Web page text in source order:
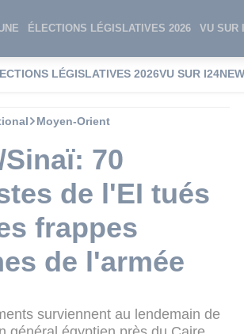
ÉLECTIONS LÉGISLATIVES 2026 VU SUR
LÉGISLATIVES 2026VU SUR
Moyen-Orient
70
de l'EI tués
frappes
de l'armée
surviennent au lendemain de